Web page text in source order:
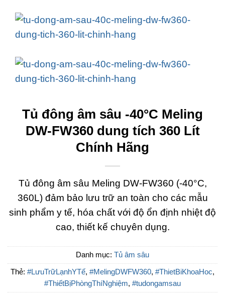
Tủ đông âm sâu -40°C Meling
DW-FW360 dung tích 360 Lít
Chính Hãng
Tủ đông âm sâu Meling DW-FW360 (-40°C,
360L) đảm bảo lưu trữ an toàn cho các mẫu
sinh phẩm y tế, hóa chất với độ ổn định nhiệt độ
cao, thiết kế chuyên dụng.
Danh mục: Tủ âm sâu
Thẻ: #LưuTrữLạnhYTế, #MelingDWFW360, #ThietBiKhoaHoc,
#ThiếtBịPhòngThíNghiệm, #tudongamsau